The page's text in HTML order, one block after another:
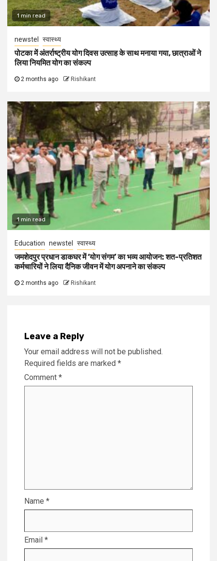
1 min read
newstel स्वास्थ्य
पोटका में अंतर्राष्ट्रीय योग दिवस उत्साह के साथ मनाया गया, छात्राओं ने
लिया नियमित योग का संकल्प
2 months ago Rishikant
1 min read
Education newstel स्वास्थ्य
जमशेदपुर प्रधान डाकघर में ‘योग संगम’ का भव्य आयोजन: शत-प्रतिशत
कर्मचारियों ने लिया दैनिक जीवन में योग अपनाने का संकल्प
2 months ago Rishikant
Leave a Reply
Your email address will not be published.
Required fields are marked *
Comment *
Name *
Email *